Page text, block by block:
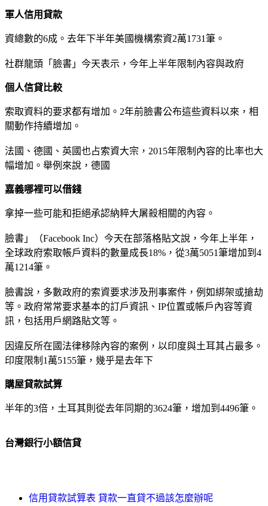
軍人信用貸款
資總數的6成。去年下半年美國機構索資2萬1731筆。
社群龍頭「臉書」今天表示，今年上半年限制內容與政府
個人信貸比較
索取資料的要求都有增加。2年前臉書公布這些資料以來，相
關動作持續增加。
法國、德國、英國也占索資大宗，2015年限制內容的比率也大
幅增加。舉例來說，德國
嘉義哪裡可以借錢
拿掉一些可能和拒絕承認納粹大屠殺相關的內容。
臉書」（Facebook Inc）今天在部落格貼文說，今年上半年，
全球政府索取帳戶資料的數量成長18%，從3萬5051筆增加到4
萬1214筆。
臉書說，多數政府的索資要求涉及刑事案件，例如綁架或搶劫
等。政府常常要求基本的訂戶資訊、IP位置或帳戶內容等資
訊，包括用戶網路貼文等。
因違反所在國法律移除內容的案例，以印度與土耳其占最多。
印度限制1萬5155筆，幾乎是去年下
購屋貸款試算
半年的3倍，土耳其則從去年同期的3624筆，增加到4496筆。
台灣銀行小額信貸
信用貸款試算表 貸款一直貸不過該怎麼辦呢